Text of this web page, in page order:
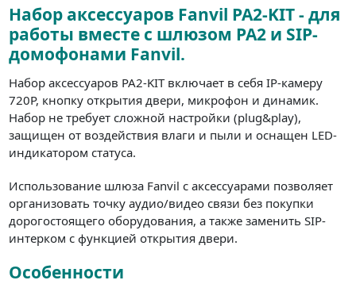
Набор аксессуаров Fanvil PA2-KIT - для
работы вместе с шлюзом PA2 и SIP-
домофонами Fanvil.
Набор аксессуаров PA2-KIT включает в себя IP-камеру
720Р, кнопку открытия двери, микрофон и динамик.
Набор не требует сложной настройки (plug&play),
защищен от воздействия влаги и пыли и оснащен LED-
индикатором статуса.
Использование шлюза Fanvil с аксессуарами позволяет
организовать точку аудио/видео связи без покупки
дорогостоящего оборудования, а также заменить SIP-
интерком с функцией открытия двери.
Особенности